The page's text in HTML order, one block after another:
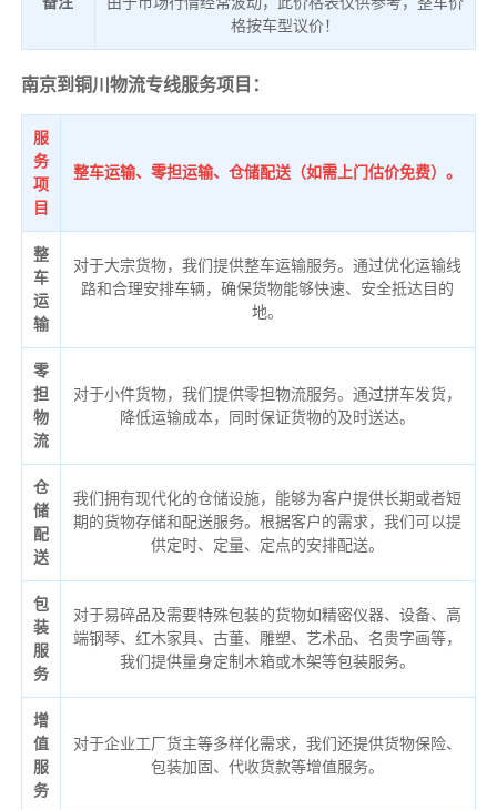
格按车型议价！
南京到铜川物流专线服务项目：
服
务
项
目
整车运输、零担运输、仓储配送（如需上门估价免费）。
整
车
运
输
对于大宗货物，我们提供整车运输服务。通过优化运输线
路和合理安排车辆，确保货物能够快速、安全抵达目的
地。
零
担
物
流
对于小件货物，我们提供零担物流服务。通过拼车发货，
降低运输成本，同时保证货物的及时送达。
仓
储
配
送
我们拥有现代化的仓储设施，能够为客户提供长期或者短
期的货物存储和配送服务。根据客户的需求，我们可以提
供定时、定量、定点的安排配送。
包
装
服
务
对于易碎品及需要特殊包装的货物如精密仪器、设备、高
端钢琴、红木家具、古董、雕塑、艺术品、名贵字画等，
我们提供量身定制木箱或木架等包装服务。
增
值
服
务
对于企业工厂货主等多样化需求，我们还提供货物保险、
包装加固、代收货款等增值服务。